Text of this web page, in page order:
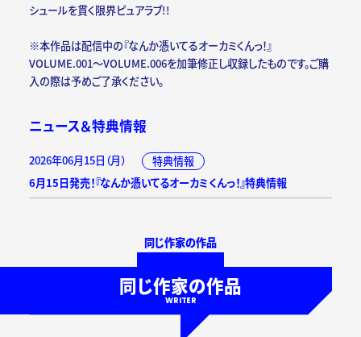
シュールを貫く限界ピュアラブ!!
※本作品は配信中の『なんか憑いてるオーカミくんっ！』
VOLUME.001～VOLUME.006を加筆修正し収録したものです。ご購
入の際は予めご了承ください。
ニュース＆特典情報
2026年06月15日（月）
特典情報
6月15日発売！『なんか憑いてるオーカミくんっ！』特典情報
同じ作家の作品
同じ作家の作品
WRITER